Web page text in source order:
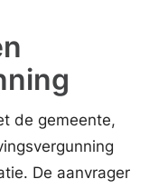
de gemeente,
De aanvrager